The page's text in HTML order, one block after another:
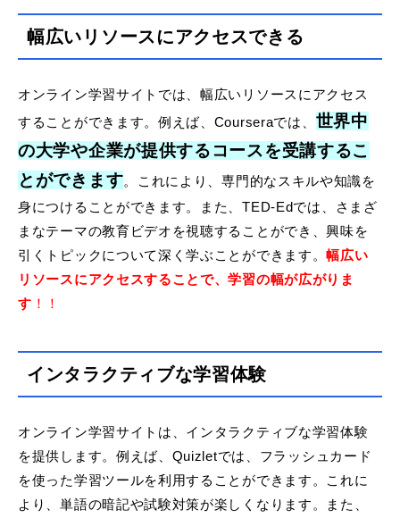
幅広いリソースにアクセスできる
オンライン学習サイトでは、幅広いリソースにアクセス
することができます。例えば、Courseraでは、 世界中
の大学や企業が提供するコースを受講するこ
とができます。これにより、専門的なスキルや知識を
身につけることができます。また、TED-Edでは、さまざ
まなテーマの教育ビデオを視聴することができ、興味を
引くトピックについて深く学ぶことができます。幅広い
リソースにアクセスすることで、学習の幅が広がりま
す ！！
インタラクティブな学習体験
オンライン学習サイトは、インタラクティブな学習体験
を提供します。例えば、Quizletでは、フラッシュカード
を使った学習ツールを利用することができます。これに
より、単語の暗記や試験対策が楽しくなります。また、